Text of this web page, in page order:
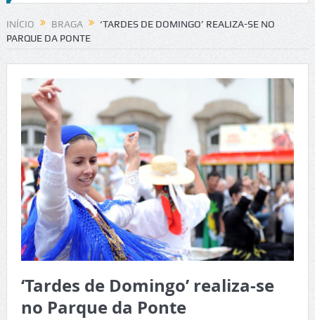
de trânsito no IC2 em Alcobaça Igreja do Castelo de Cerveira
INÍCIO BRAGA
‘TARDES DE DOMINGO’ REALIZA-SE NO
PARQUE DA PONTE
‘Tardes de Domingo’ realiza-se
no Parque da Ponte